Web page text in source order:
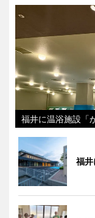
福井に温浴施設「
福